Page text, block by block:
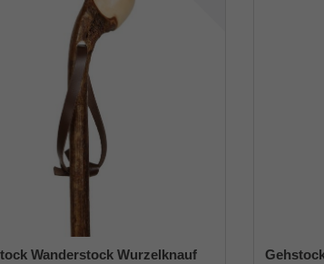
Wanderstock Wurzelknauf